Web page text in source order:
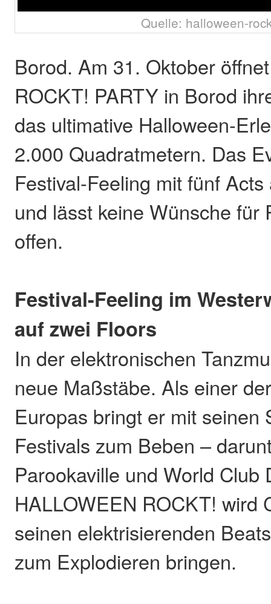
Quelle: halloween-
Borod. Am 31. Oktober
ROCKT! PARTY in Borod
das ultimative Halloween-
2.000 Quadratmetern. Das
Festival-Feeling mit fünf
und lässt keine Wünsche für
offen.
Festival-Feeling im
auf zwei Floors
In der elektronischen
neue Maßstäbe. Als einer
Europas bringt er mit seinen
Festivals zum Beben –
Parookaville und World Club
HALLOWEEN ROCKT! wird
seinen elektrisierenden
zum Explodieren bringen.